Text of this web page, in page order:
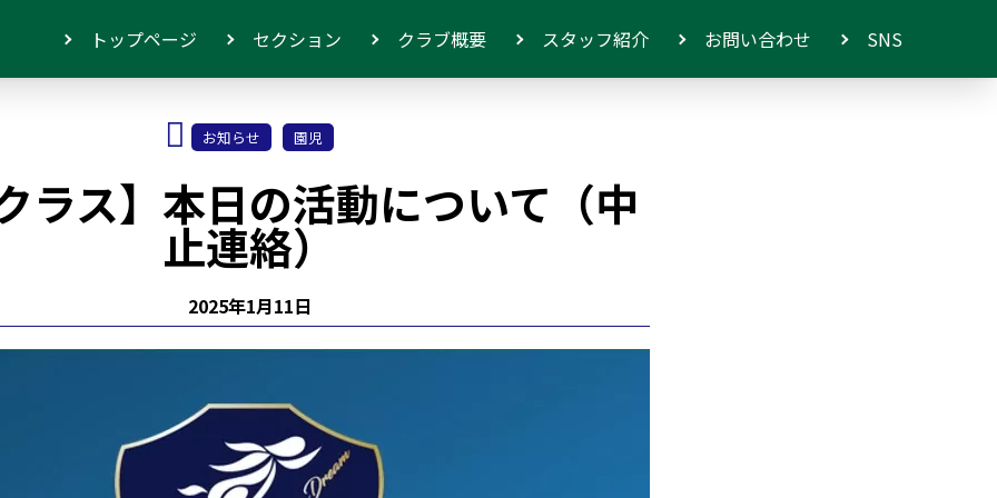
トップページ セクション クラブ概要 スタッフ紹介 お問い合わせ SNS
お知らせ 園児
ラス】本日の活動について（中
止連絡）
2025年1月11日